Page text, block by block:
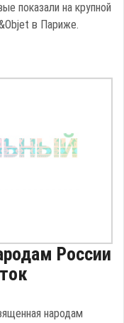
показали на крупной
в Париже.
России
народам